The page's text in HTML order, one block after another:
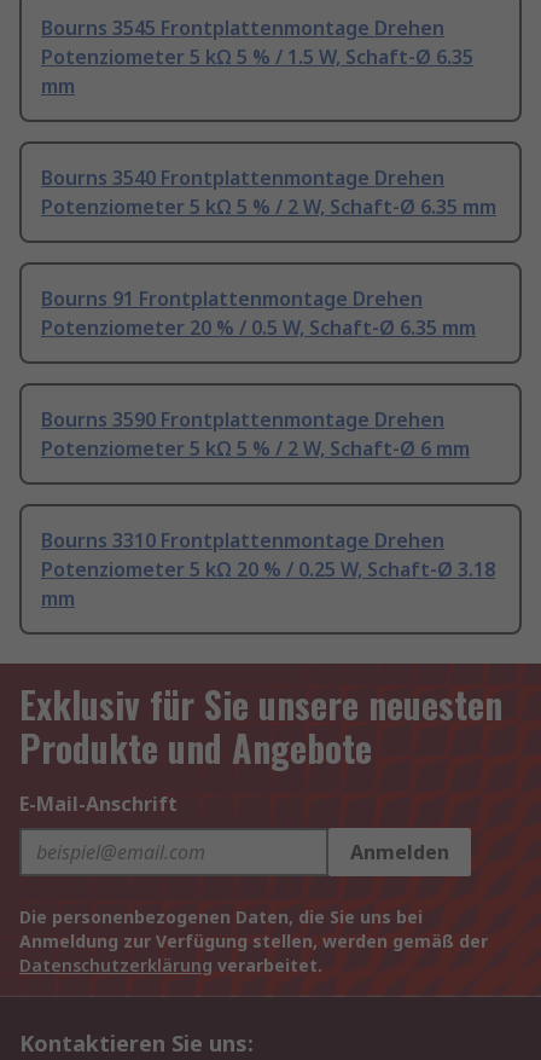
Bourns 3545 Frontplattenmontage Drehen
Potenziometer 5 kΩ 5 % / 1.5 W, Schaft-Ø 6.35
mm
Bourns 3540 Frontplattenmontage Drehen
Potenziometer 5 kΩ 5 % / 2 W, Schaft-Ø 6.35 mm
Bourns 91 Frontplattenmontage Drehen
Potenziometer 20 % / 0.5 W, Schaft-Ø 6.35 mm
Bourns 3590 Frontplattenmontage Drehen
Potenziometer 5 kΩ 5 % / 2 W, Schaft-Ø 6 mm
Bourns 3310 Frontplattenmontage Drehen
Potenziometer 5 kΩ 20 % / 0.25 W, Schaft-Ø 3.18
mm
Exklusiv für Sie unsere neuesten
Produkte und Angebote
E-Mail-Anschrift
Anmelden
Die personenbezogenen Daten, die Sie uns bei
Anmeldung zur Verfügung stellen, werden gemäß der
Datenschutzerklärung verarbeitet.
Kontaktieren Sie uns: